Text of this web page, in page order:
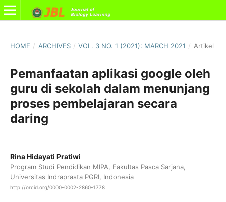
HOME / ARCHIVES / VOL. 3 NO. 1 (2021): MARCH 2021 / Artikel
Pemanfaatan aplikasi google oleh
guru di sekolah dalam menunjang
proses pembelajaran secara
daring
Rina Hidayati Pratiwi
Program Studi Pendidikan MIPA, Fakultas Pasca Sarjana,
Universitas Indraprasta PGRI, Indonesia
http://orcid.org/0000-0002-2860-1778